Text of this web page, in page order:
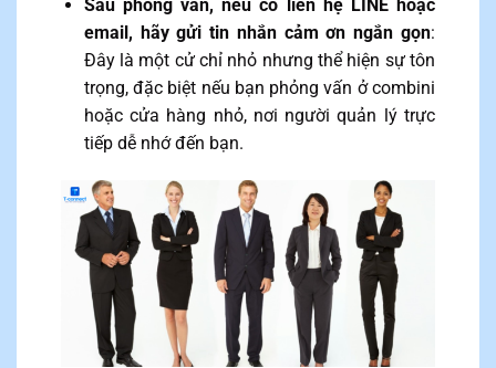
Sau phỏng vấn, nếu có liên hệ LINE hoặc
email, hãy gửi tin nhắn cảm ơn ngắn gọn:
Đây là một cử chỉ nhỏ nhưng thể hiện sự tôn
trọng, đặc biệt nếu bạn phỏng vấn ở combini
hoặc cửa hàng nhỏ, nơi người quản lý trực
tiếp dễ nhớ đến bạn.